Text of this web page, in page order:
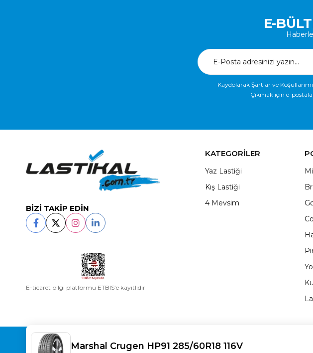
E-
Kaydolarak Şartlar ve
Çıkmak için e-
BİZİ TAKİP EDİN
E-ticaret bilgi platformu ETBIS’e kayıtlıdır
KATEGORİLER
Yaz Lastiği
Kış Lastiği
4 Mevsim
Copyright© 2025 LASTİKAL All rights reserved.
Marshal Crugen HP91 285/60R18 116V